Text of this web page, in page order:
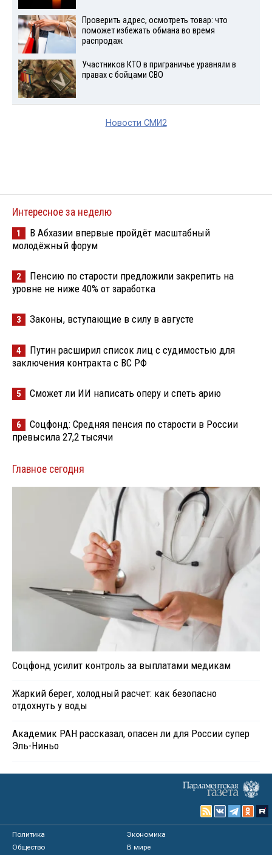
Проверить адрес, осмотреть товар: что
поможет избежать обмана во время
распродаж
Участников КТО в приграничье уравняли в
правах с бойцами СВО
Новости СМИ2
Интересное за неделю
1
В Абхазии впервые пройдёт масштабный
молодёжный форум
2
Пенсию по старости предложили закрепить на
уровне не ниже 40% от заработка
3 Законы, вступающие в силу в августе
4
Путин расширил список лиц с судимостью для
заключения контракта с ВС РФ
5 Сможет ли ИИ написать оперу и спеть арию
6
Соцфонд: Средняя пенсия по старости в России
превысила 27,2 тысячи
Главное сегодня
Соцфонд усилит контроль за выплатами медикам
Жаркий берег, холодный расчет: как безопасно
отдохнуть у воды
Академик РАН рассказал, опасен ли для России супер
Эль-Ниньо
Политика
Экономика
Общество
В мире